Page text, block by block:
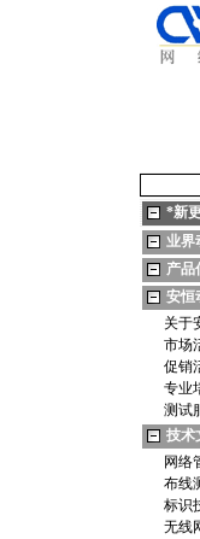
*新
业界
产品
安恒
关于
市场
促销
专业
测试
技术
网络
布线
标识
无线